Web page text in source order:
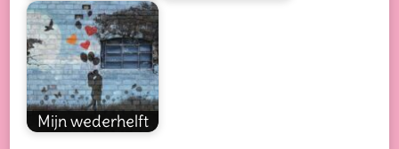
Mijn wederhelft